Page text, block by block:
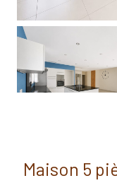
Maison 5 pièce(s) 4 chambre(s) 130